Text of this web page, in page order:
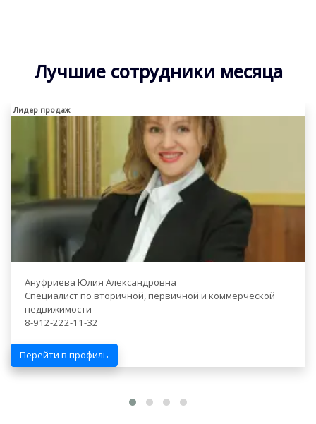
Лучшие сотрудники месяца
Лидер продаж
Ануфриева Юлия Александровна
Специалист по вторичной, первичной и коммерческой
недвижимости
8-912-222-11-32
Перейти в профиль